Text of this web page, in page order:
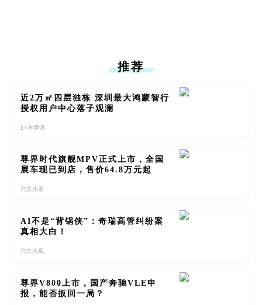
推荐
近2万㎡四层独栋 深圳最大鸿蒙智行
授权用户中心落子观澜
EV车世界
尊界时代旗舰MPV正式上市，全国
展车现已到店，售价64.8万元起
汽车头条
AI不是“背锅侠”：奇瑞高管纠纷案
真相大白！
汽车大观
尊界V800上市，国产奔驰VLE申
报，能否扳回一局？